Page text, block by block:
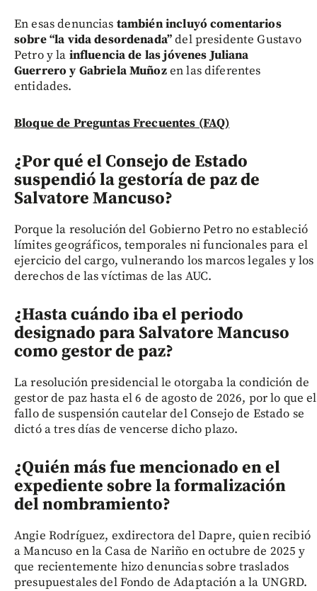
En esas denuncias también incluyó comentarios
sobre “la vida desordenada”del presidente Gustavo
Petro y la influencia de las jóvenes Juliana
Guerrero y Gabriela Muñozen las diferentes
entidades.
Bloque de Preguntas Frecuentes (FAQ)
¿Por qué el Consejo de Estado
suspendió la gestoría de paz de
Salvatore Mancuso?
Porque la resolución del Gobierno Petro no estableció
límites geográficos, temporales ni funcionales para el
ejercicio del cargo, vulnerando los marcos legales y los
derechos de las víctimas de las AUC.
¿Hasta cuándo iba el periodo
designado para Salvatore Mancuso
como gestor de paz?
La resolución presidencial le otorgaba la condición de
gestor de paz hasta el 6 de agosto de 2026, por lo que el
fallo de suspensión cautelar del Consejo de Estado se
dictó a tres días de vencerse dicho plazo.
¿Quién más fue mencionado en el
expediente sobre la formalización
del nombramiento?
Angie Rodríguez, exdirectora del Dapre, quien recibió
a Mancuso en la Casa de Nariño en octubre de 2025 y
que recientemente hizo denuncias sobre traslados
presupuestales del Fondo de Adaptación a la UNGRD.